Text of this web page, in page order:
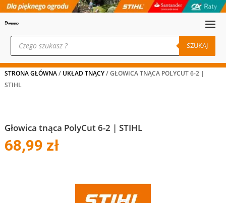
Wyszukiwarka
produktów SZUKAJ
STRONA GŁÓWNA/ UKŁAD TNĄCY/ GŁOWICA TNĄCA POLYCUT 6-2 |
STIHL
Głowica tnąca PolyCut 6-2 | STIHL
68,99 zł